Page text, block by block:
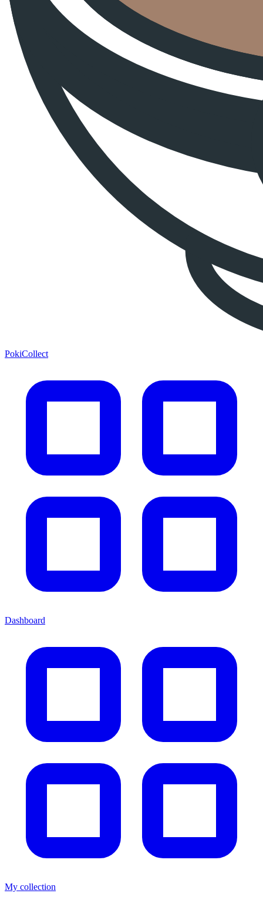
PokiCollect
Dashboard
My collection